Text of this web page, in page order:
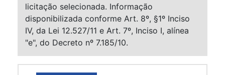
licitação selecionada. Informação
disponibilizada conforme Art. 8º, §1º Inciso
IV, da Lei 12.527/11 e Art. 7º, Inciso I, alínea
"e", do Decreto nº 7.185/10.